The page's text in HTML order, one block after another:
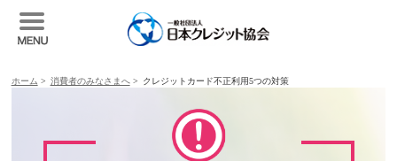
ホーム > 消費者のみなさまへ> クレジットカード不正利用5つの対策